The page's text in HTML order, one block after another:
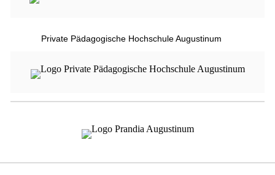
Private Pädagogische Hochschule Augustinum